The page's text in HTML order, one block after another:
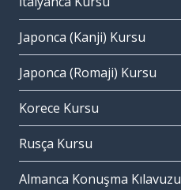
Japonca (Kanji) Kursu
Japonca (Romaji) Kursu
Korece Kursu
Rusça Kursu
Almanca Konuşma Kılavuzu